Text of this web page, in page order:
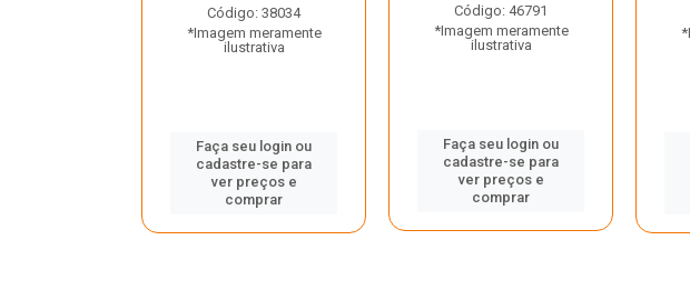
Código: 38034
*Imagem meramente
ilustrativa
Faça seu login ou
cadastre-se para
ver preços e
comprar
Código: 46791
*Imagem meramente
ilustrativa
Faça seu login ou
cadastre-se para
ver preços e
comprar